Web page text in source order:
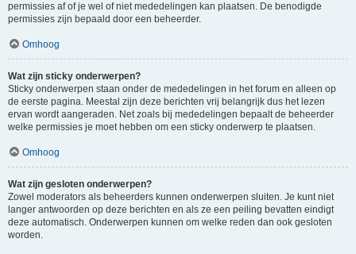
permissies af of je wel of niet mededelingen kan plaatsen. De benodigde
permissies zijn bepaald door een beheerder.
Omhoog
Wat zijn sticky onderwerpen?
Sticky onderwerpen staan onder de mededelingen in het forum en alleen op
de eerste pagina. Meestal zijn deze berichten vrij belangrijk dus het lezen
ervan wordt aangeraden. Net zoals bij mededelingen bepaalt de beheerder
welke permissies je moet hebben om een sticky onderwerp te plaatsen.
Omhoog
Wat zijn gesloten onderwerpen?
Zowel moderators als beheerders kunnen onderwerpen sluiten. Je kunt niet
langer antwoorden op deze berichten en als ze een peiling bevatten eindigt
deze automatisch. Onderwerpen kunnen om welke reden dan ook gesloten
worden.